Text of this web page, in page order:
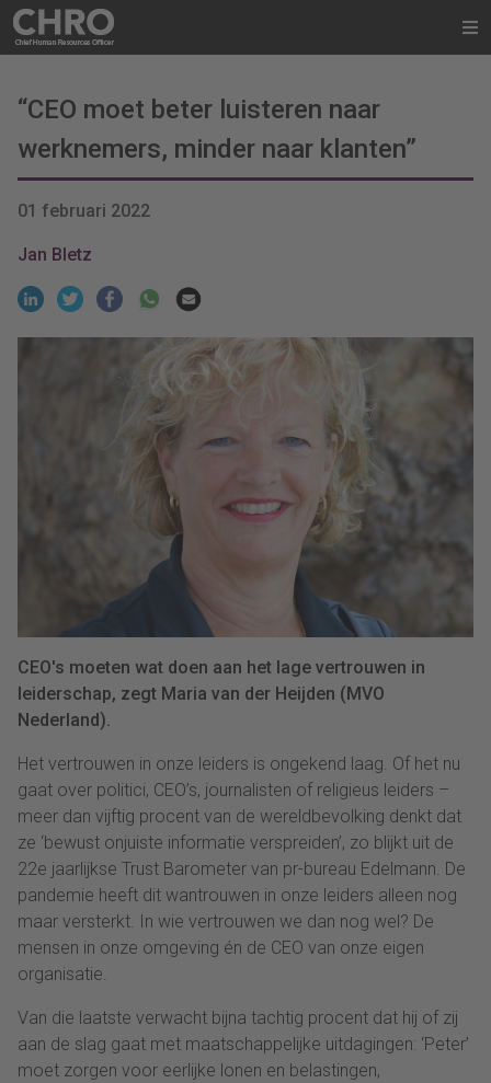
“CEO moet beter luisteren naar
werknemers, minder naar klanten”
01 februari 2022
Jan Bletz
CEO's moeten wat doen aan het lage vertrouwen in
leiderschap, zegt Maria van der Heijden (MVO
Nederland).
Het vertrouwen in onze leiders is ongekend laag. Of het nu
gaat over politici, CEO’s, journalisten of religieus leiders –
meer dan vijftig procent van de wereldbevolking denkt dat
ze ‘bewust onjuiste informatie verspreiden’, zo blijkt uit de
22e jaarlijkse Trust Barometer van pr-bureau Edelmann. De
pandemie heeft dit wantrouwen in onze leiders alleen nog
maar versterkt. In wie vertrouwen we dan nog wel? De
mensen in onze omgeving én de CEO van onze eigen
organisatie.
Van die laatste verwacht bijna tachtig procent dat hij of zij
aan de slag gaat met maatschappelijke uitdagingen: ‘Peter’
moet zorgen voor eerlijke lonen en belastingen,